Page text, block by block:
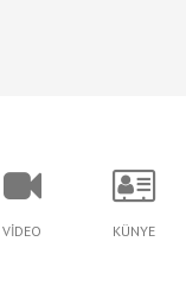
VİDEO KÜNYE